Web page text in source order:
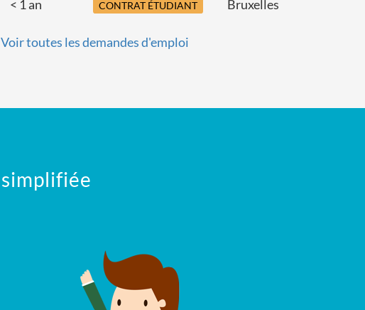
< 1 an CONTRAT ÉTUDIANT Bruxelles
Voir toutes les demandes d'emploi
simplifiée